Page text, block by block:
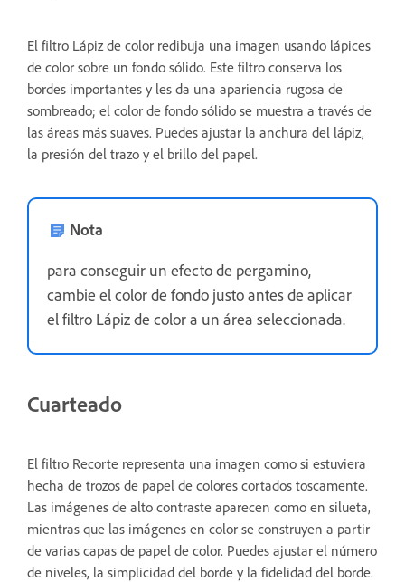
El filtro Lápiz de color redibuja una imagen usando lápices
de color sobre un fondo sólido. Este filtro conserva los
bordes importantes y les da una apariencia rugosa de
sombreado; el color de fondo sólido se muestra a través de
las áreas más suaves. Puedes ajustar la anchura del lápiz,
la presión del trazo y el brillo del papel.
Nota
para conseguir un efecto de pergamino,
cambie el color de fondo justo antes de aplicar
el filtro Lápiz de color a un área seleccionada.
Cuarteado
El filtro Recorte representa una imagen como si estuviera
hecha de trozos de papel de colores cortados toscamente.
Las imágenes de alto contraste aparecen como en silueta,
mientras que las imágenes en color se construyen a partir
de varias capas de papel de color. Puedes ajustar el número
de niveles, la simplicidad del borde y la fidelidad del borde.